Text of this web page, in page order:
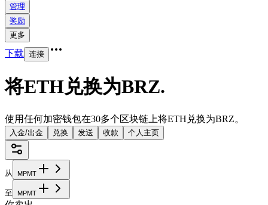
管理
奖励
更多
下载 连接
将ETH兑换为BRZ.
使用任何加密钱包在30多个区块链上将ETH兑换为BRZ。
入金/出金 兑换 发送 收款 个人主页
从 MPMT
至 MPMT